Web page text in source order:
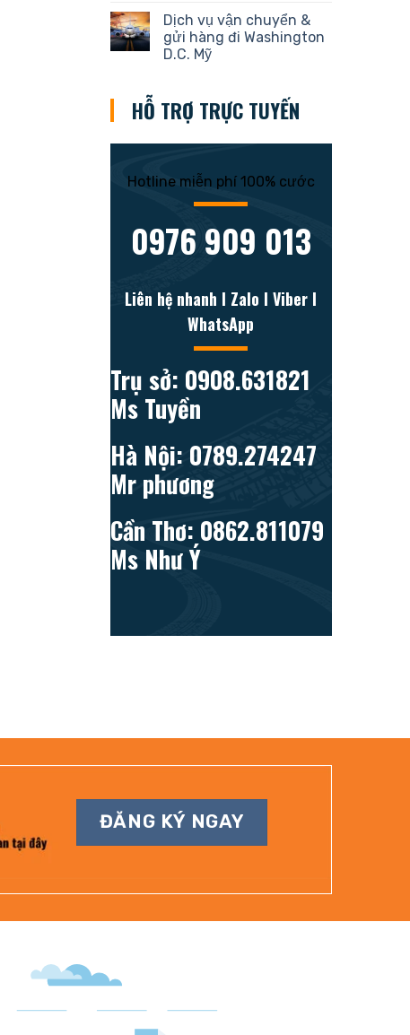
Dịch vụ vận chuyển &
gửi hàng đi Washington
D.C. Mỹ
HỖ TRỢ TRỰC TUYẾN
Hotline miễn phí 100% cước
0976 909 013
Liên hệ nhanh l Zalo l Viber l
WhatsApp
Trụ sở: 0908.631821
Ms Tuyền
Hà Nội: 0789.274247
Mr phương
Cần Thơ: 0862.811079
Ms Như Ý
ĐĂNG KÝ NGAY